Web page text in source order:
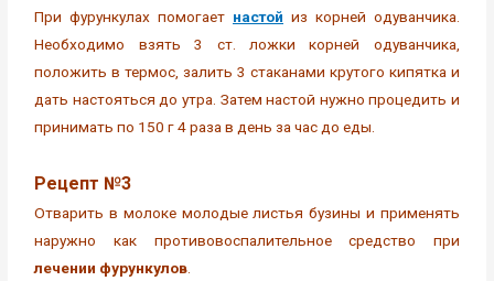
При фурункулах помогает настой из корней одуванчика.
Необходимо взять 3 ст. ложки корней одуванчика,
положить в термос, залить 3 стаканами крутого кипятка и
дать настояться до утра. Затем настой нужно процедить и
принимать по 150 г 4 раза в день за час до еды.
Рецепт №3
Отварить в молоке молодые листья бузины и применять
наружно как противовоспалительное средство при
лечении фурункулов